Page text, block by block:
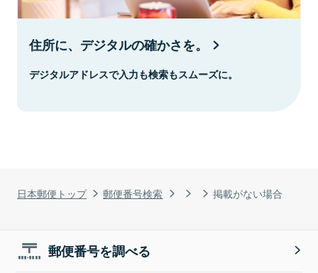
日本郵便トップ 郵便番号検索 掲載がない場合
住所に、デジタルの確かさを。
デジタルアドレスで入力も検索もスムーズに。
郵便番号を調べる